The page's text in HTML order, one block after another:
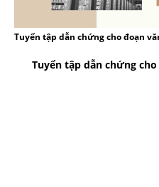
Tuyển tập dẫn chứng cho đoạn
Tuyển tập dẫn chứng